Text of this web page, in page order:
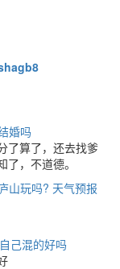
婚吗
了算了，还去找爹
，不道德。
山玩吗? 天气预报
己混的好吗